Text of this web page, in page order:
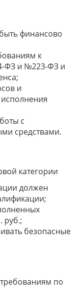
финансово
к
ФЗ и №223-ФЗ и
и
с
средствами.
категории
должен
руб.;
безопасные
по